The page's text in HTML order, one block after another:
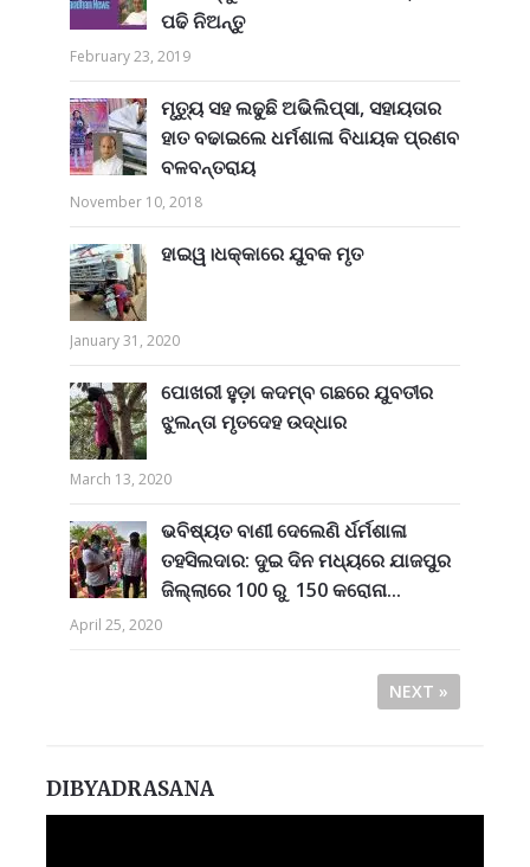
ପଢି ନିଅନ୍ତୁ
February 23, 2019
ମୃତ୍ୟୁ ସହ ଲଢୁଛି ଅଭିଲିପ୍ସା, ସହାୟତାର
ହାତ ବଢାଇଲେ ଧର୍ମଶାଳା ବିଧାୟକ ପ୍ରଣବ
ବଳବନ୍ତରାୟ
November 10, 2018
ହାଇୱ।ଧକ୍କାରେ ଯୁବକ ମୃତ
January 31, 2020
ପୋଖରୀ ହୁଡ଼ା କଦମ୍ବ ଗଛରେ ଯୁବତୀର
ଝୁଲନ୍ତା ମୃତଦେହ ଉଦ୍ଧାର
March 13, 2020
ଭବିଷ୍ୟତ ବାଣୀ ଦେଲେଣି ର୍ଧର୍ମଶାଳା
ତହସିଲଦାର: ଦୁଇ ଦିନ ମଧ୍ୟରେ ଯାଜପୁର
ଜିଲ୍ଲାରେ 100 ରୁ 150 କରୋନା...
April 25, 2020
NEXT »
DIBYADRASANA